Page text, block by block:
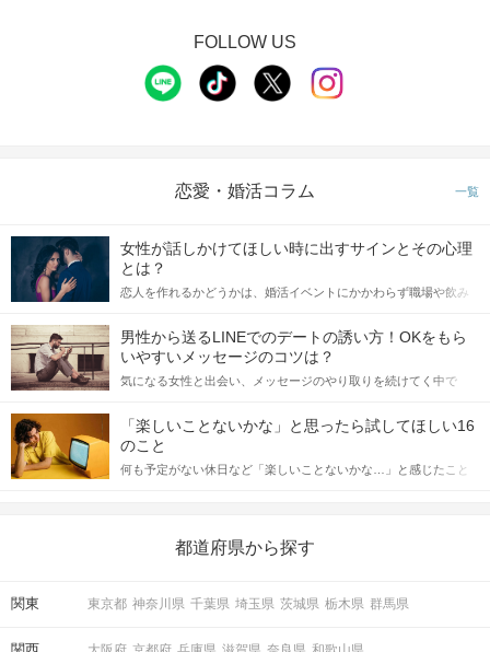
FOLLOW US
恋愛・婚活コラム 一覧
女性が話しかけてほしい時に出すサインとその心理
とは？
恋人を作れるかどうかは、婚活イベントにかかわらず職場や飲み
てアプローチできるかにも左右されます。 これから恋人作りを本
格的に始めようとしている方は、女性が異性を求めて出すサイン
をしっかりと理解し、正しい行動に移せるかどうかが重要。 この
記事では、女性が話しかけて欲しい時に出すサインとその心理を
合にどのような行動に繋げるべきかをご紹介していきます。
男性から送るLINEでのデートの誘い方！OKをもら
いやすいメッセージのコツは？
気になる女性と出会い、メッセージのやり取りを続けてく中で
しかし、中には「どう誘ったらいいの？」とお困りの男性もいら
っしゃるのではないでしょうか。 そこで今回は、男性から女性へ
送るLINEでのデートの誘い方のコツをご紹介します。例文も混じ
えながら解説するので、ぜひ参考にしてください。
「楽しいことないかな」と思ったら試してほしい16
のこと
何も予定がない休日など「楽しいことないかな…」と感じたこと
の楽しいことアイデアを集めました♪ いままさに楽しいことを探し
都道府県から探す
関東 東京都 神奈川県 千葉県 埼玉県 茨城県 栃木県 群馬県